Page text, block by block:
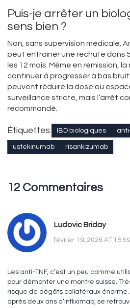
Puis-je arrêter un
sens bien ?
Non, sans supervision médicale.
peut entraîner une rechute dans
les 12 mois. Même en rémission,
continuer à progresser à bas
peuvent réduire la dose ou
surveillance stricte, mais l’arrêt
recommandé.
Étiquettes: IBD biologiques
ustekinumab risankizumab
12 Commentaires
Ludovic Briday
février 19, 2026 AT 18:59
Les anti-TNF, c’est un peu comme
pour démonter une montre suisse.
risque de dégâts collatéraux énorme.
après deux ans d’infliximab, se